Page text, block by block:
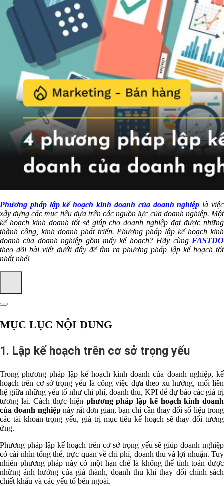
Phương pháp lập kế hoạch kinh doanh của doanh nghiệp là việc
xây dựng các mục tiêu dựa trên các nguồn lực của doanh nghiệp. Một
kế hoạch kinh doanh tốt sẽ giúp cho doanh nghiệp đạt được những
thành công, kinh doanh phát triển. Phương pháp lập kế hoạch kinh
doanh của doanh nghiệp gồm mấy kế hoạch? Hãy cùng FASTDO
theo dõi bài viết dưới đây để tìm ra phương pháp lập kế hoạch tốt
nhất nhé!
MỤC LỤC NỘI DUNG
1. Lập kế hoạch trên cơ sở trọng yếu
Trong phương pháp lập kế hoạch kinh doanh của doanh nghiệp, kế
hoạch trên cơ sở trọng yếu là công việc dựa theo xu hướng, mối liên
hệ giữa những yếu tố như chi phí, doanh thu, KPI để dự báo các giá trị
tương lai. Cách thực hiện phương pháp lập kế hoạch kinh doanh
của doanh nghiệpnày rất đơn giản, bạn chỉ cần thay đổi số liệu trong
các tài khoản trọng yếu, giá trị mục tiêu kế hoạch sẽ thay đổi tương
ứng.
Phương pháp lập kế hoạch trên cơ sở trọng yếu sẽ giúp doanh nghiệp
có cái nhìn tổng thể, trực quan về chi phí, doanh thu và lợi nhuận. Tuy
nhiên phương pháp này có một hạn chế là không thể tính toán được
những ảnh hưởng của giá thành, doanh thu khi thay đổi chính sách
chiết khấu và các yếu tố bên ngoài.